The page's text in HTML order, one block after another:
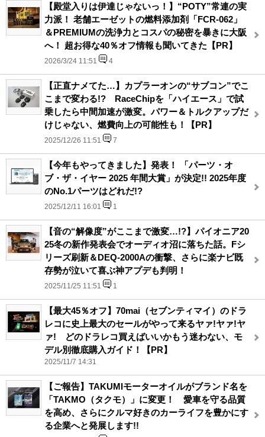
【殿堂入りは伊達じゃないっ！】“POTY”常連の実
力派！ 老舗エーゼットの燃料添加剤「FCR-062」
＆PREMIUMの洗浄力とコスパの秘密を暴きに大阪
へ！ 超お得な40％オフ情報も聞いてきた【PR】
2026/3/24 11:51 4
【正直ナメてた…】カプラーオンの“サブコン”でこ
こまで変わる!? RaceChipを「ハイエース」で試
乗したら中間加速が激変。パワー＆トルクアップだ
けじゃない、燃費向上の可能性も！【PR】
2025/12/26 11:51 7
【今年もやってきました】発表！ 「パーツ・オ
ブ・ザ・イヤー 2025 年間大賞」が決定!! 2025年度
のNo.1パーツはどれだ!?
2025/12/11 16:01 1
【音の“解像度”がここまで激変…!?】パイオニア20
25冬の新作発表会でオーディオ沼に落ちた話。Fシ
リーズ刷新＆DEQ-2000Aの衝撃、さらに楽ナビ既
存勢が泣いて喜ぶ神アプデも判明！
2025/11/25 11:51 1
【最大45％オフ】70mai（セブンティマイ）のドラ
レコに史上最大のセールがやって来るヤァ!ヤァ!ヤ
ァ! どのドラレコ買えばいいかもう迷わない、モ
デル別徹底購入ガイド！【PR】
2025/11/7 14:31
【ご報告】TAKUMIモーターオイルがブランド名を
「TAKMO（タクモ）」に変更！ 愛車を守る品質
を高め、さらにクルマ好きのカーライフを豊かにす
る企業へと発展します!!